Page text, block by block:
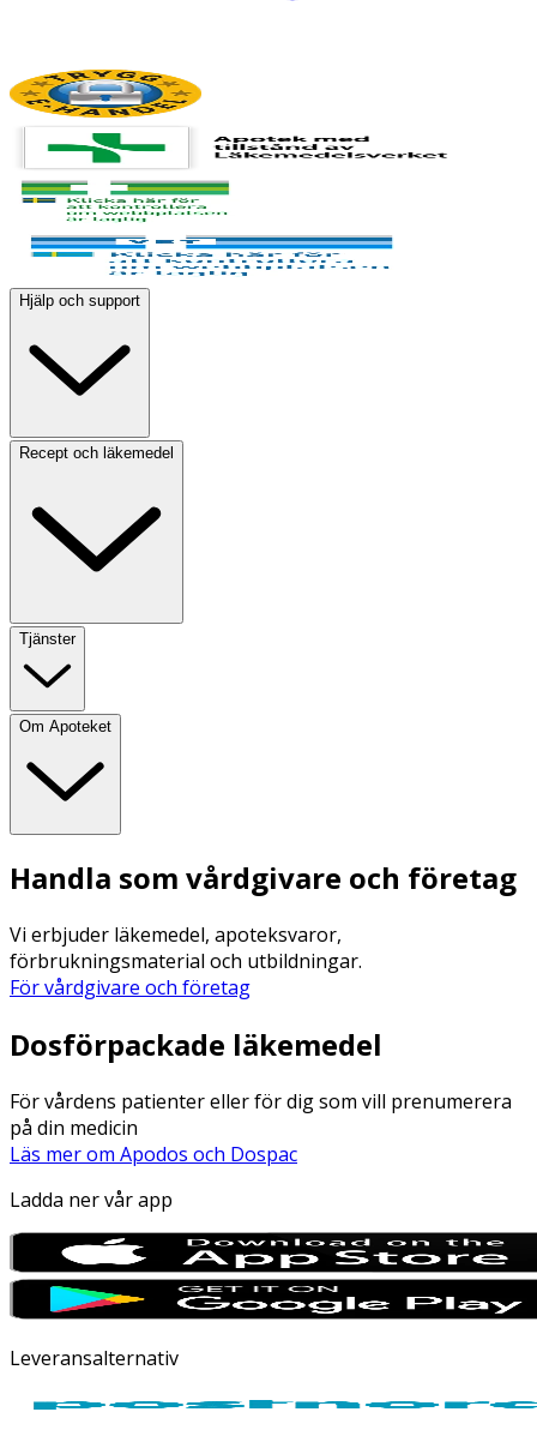
Hjälp och support
Recept och läkemedel
Tjänster
Om Apoteket
Handla som vårdgivare och företag
Vi erbjuder läkemedel, apoteksvaror,
förbrukningsmaterial och utbildningar.
För vårdgivare och företag
Dosförpackade läkemedel
För vårdens patienter eller för dig som vill prenumerera
på din medicin
Läs mer om Apodos och Dospac
Ladda ner vår app
Leveransalternativ